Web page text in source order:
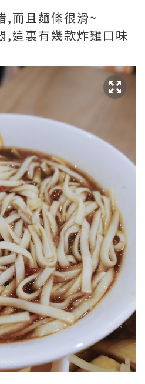
,而且麵條很滑~
,這裏有幾款炸雞口味